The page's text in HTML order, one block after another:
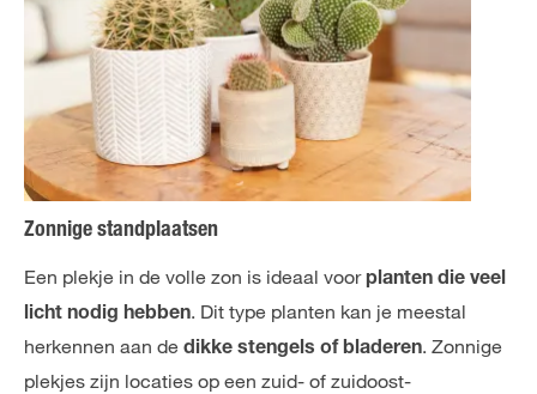
Zonnige standplaatsen
Een plekje in de volle zon is ideaal voor planten die veel
licht nodig hebben. Dit type planten kan je meestal
herkennen aan de dikke stengels of bladeren. Zonnige
plekjes zijn locaties op een zuid- of zuidoost-